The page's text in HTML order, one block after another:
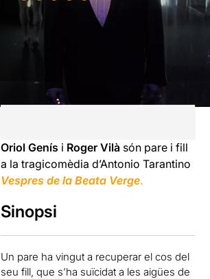
Oriol Genís i Roger Vilà són pare i fill
a la tragicomèdia d’Antonio Tarantino
Vespres de la Beata Verge.
Sinopsi
Un pare ha vingut a recuperar el cos del
seu fill, que s’ha suïcidat a les aigües de